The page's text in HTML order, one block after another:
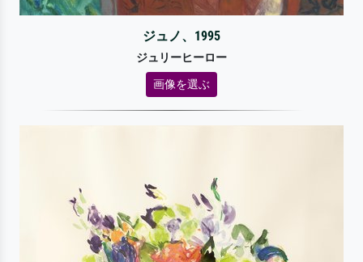
ジュノ、1995
ジュリーヒーロー
画像を選ぶ